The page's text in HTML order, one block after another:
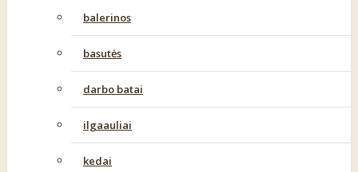
balerinos
basutės
darbo batai
ilgaauliai
kedai